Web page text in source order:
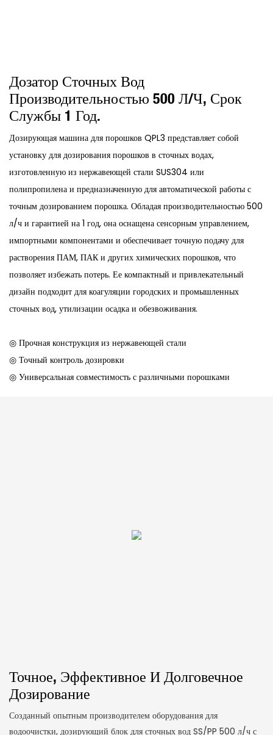
Дозатор Сточных Вод
Производительностью 500 Л/ч, Срок
Службы 1 Год.
Дозирующая машина для порошков QPL3 представляет собой
установку для дозирования порошков в сточных водах,
изготовленную из нержавеющей стали SUS304 или
полипропилена и предназначенную для автоматической работы с
точным дозированием порошка. Обладая производительностью 500
л/ч и гарантией на 1 год, она оснащена сенсорным управлением,
импортными компонентами и обеспечивает точную подачу для
растворения ПАМ, ПАК и других химических порошков, что
позволяет избежать потерь. Ее компактный и привлекательный
дизайн подходит для коагуляции городских и промышленных
сточных вод, утилизации осадка и обезвоживания.
◎ Прочная конструкция из нержавеющей стали
◎ Точный контроль дозировки
◎ Универсальная совместимость с различными порошками
Точное, Эффективное И Долговечное
Дозирование
Созданный опытным производителем оборудования для
водоочистки, дозирующий блок для сточных вод SS/PP 500 л/ч с